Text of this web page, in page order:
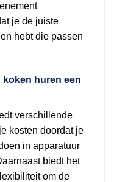
je de juiste
hebt die passen
koken huren een
verschillende
kosten doordat je
in apparatuur
biedt het
om de